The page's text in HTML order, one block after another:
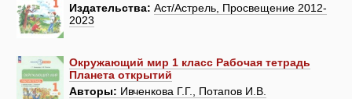
Издательства: Аст/Астрель, Просвещение 2012-
2023
Окружающий мир 1 класс Рабочая тетрадь
Планета открытий
Авторы: Ивченкова Г.Г., Потапов И.В.